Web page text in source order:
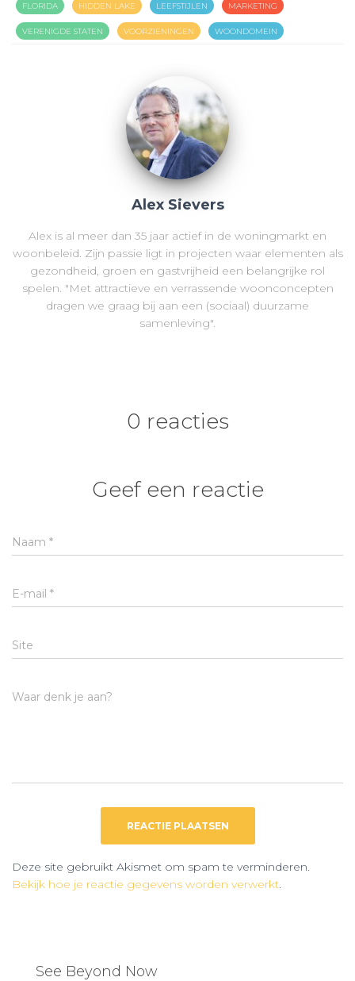
FLORIDA HIDDEN LAKE LEEFSTIJLEN MARKETING
VERENIGDE STATEN VOORZIENINGEN WOONDOMEIN
Alex Sievers
Alex is al meer dan 35 jaar actief in de woningmarkt en
woonbeleid. Zijn passie ligt in projecten waar elementen als
gezondheid, groen en gastvrijheid een belangrijke rol
spelen. "Met attractieve en verrassende woonconcepten
dragen we graag bij aan een (sociaal) duurzame
samenleving".
0 reacties
Geef een reactie
Naam *
E-mail *
Site
Waar denk je aan?
Deze site gebruikt Akismet om spam te verminderen.
Bekijk hoe je reactie gegevens worden verwerkt.
See Beyond Now